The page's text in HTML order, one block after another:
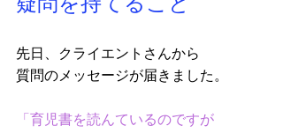
先日、クライエントさんから
質問のメッセージが届きました。
「育児書を読んているのですが